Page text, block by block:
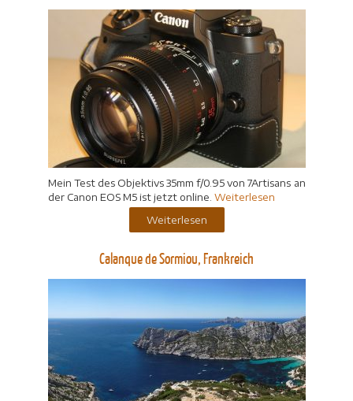
Mein Test des Objektivs 35mm f/0.95 von 7Artisans an
der Canon EOS M5 ist jetzt online. Weiterlesen
Weiterlesen
Calanque de Sormiou, Frankreich